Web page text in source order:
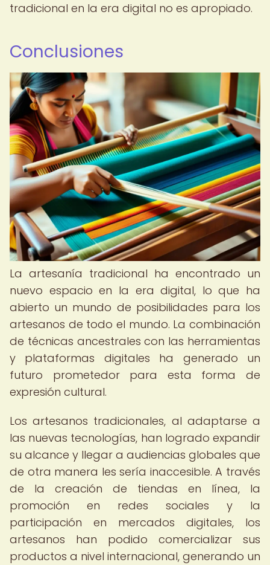
tradicional en la era digital no es apropiado.
Conclusiones
La artesanía tradicional ha encontrado un
nuevo espacio en la era digital, lo que ha
abierto un mundo de posibilidades para los
artesanos de todo el mundo. La combinación
de técnicas ancestrales con las herramientas
y plataformas digitales ha generado un
futuro prometedor para esta forma de
expresión cultural.
Los artesanos tradicionales, al adaptarse a
las nuevas tecnologías, han logrado expandir
su alcance y llegar a audiencias globales que
de otra manera les sería inaccesible. A través
de la creación de tiendas en línea, la
promoción en redes sociales y la
participación en mercados digitales, los
artesanos han podido comercializar sus
productos a nivel internacional, generando un